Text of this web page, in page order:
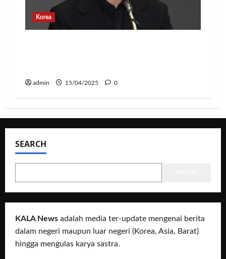
Korea
admin 15/04/2025 0
SEARCH
KALA News adalah media ter-update mengenai berita
dalam negeri maupun luar negeri (Korea, Asia, Barat)
hingga mengulas karya sastra.